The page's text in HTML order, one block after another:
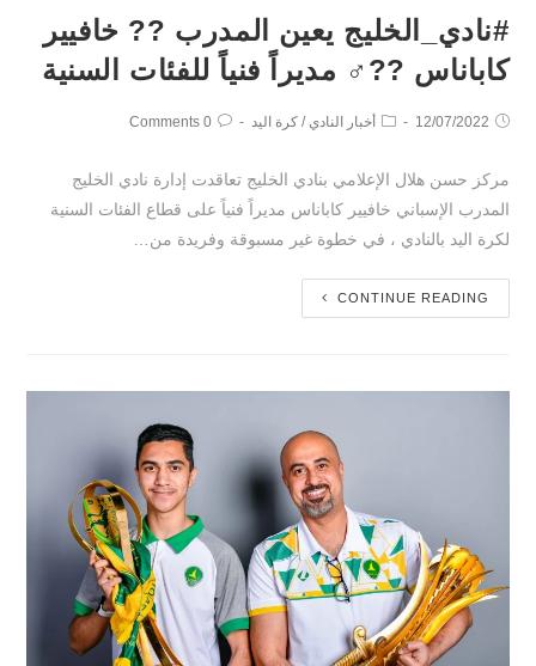
#نادي_الخليج يعين المدرب ?? خافيير
كاباناس ??‍♂️ مديراً فنياً للفئات السنية
12/07/2022 أخبار النادي / كرة اليد 0 Comments
مركز حسن هلال الإعلامي بنادي الخليج تعاقدت إدارة نادي الخليج
المدرب الإسباني خافيير كاباناس مديراً فنياً على قطاع الفئات السنية
لكرة اليد بالنادي ، في خطوة غير مسبوقة وفريدة من…
CONTINUE READING